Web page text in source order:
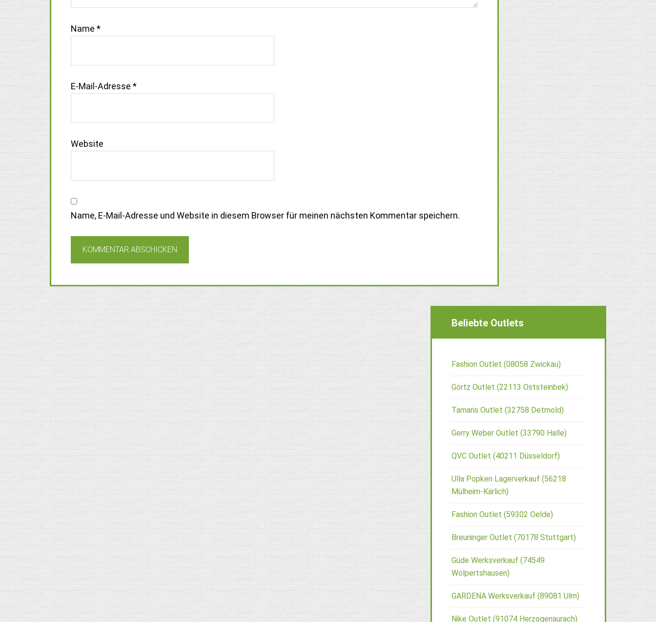
Name *
E-Mail-Adresse *
Website
Name, E-Mail-Adresse und Website in diesem Browser für meinen nächsten Kommentar speichern.
Beliebte Outlets
Fashion Outlet (08058 Zwickau)
Görtz Outlet (22113 Oststeinbek)
Tamaris Outlet (32758 Detmold)
Gerry Weber Outlet (33790 Halle)
QVC Outlet (40211 Düsseldorf)
Ulla Popken Lagerverkauf (56218
Mülheim-Kärlich)
Fashion Outlet (59302 Oelde)
Breuninger Outlet (70178 Stuttgart)
Güde Werksverkauf (74549
Wolpertshausen)
GARDENA Werksverkauf (89081 Ulm)
Nike Outlet (91074 Herzogenaurach)